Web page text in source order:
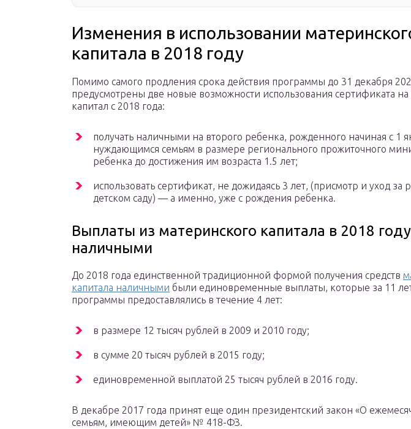
Изменения в использовании
капитала в 2018 году
Помимо самого продления срока действия программы до 31 декабря
предусмотрены две новые возможности использования сертификата
капитал с 2018 года:
получать наличными на второго ребенка, рожденного начиная с 1
нуждающимся семьям в размере регионального прожиточного
ребенка до достижения им возраста 1.5 лет;
использовать сертификат, не дожидаясь 3 лет, (присмотр и уход за
детском саду) — а именно, уже с рождения ребенка.
Выплаты из материнского капитала в 2018 году
наличными
До 2018 года единственной традиционной формой получения средств
капитала наличными были единовременные выплаты, которые за 11
программы предоставлялись в течение 4 лет:
в размере 12 тысяч рублей в 2009 и 2010 году;
в сумме 20 тысяч рублей в 2015 году;
единовременной выплатой 25 тысяч рублей в 2016 году.
В декабре 2017 года принят еще один президентский закон «О
семьям, имеющим детей» № 418-ФЗ.